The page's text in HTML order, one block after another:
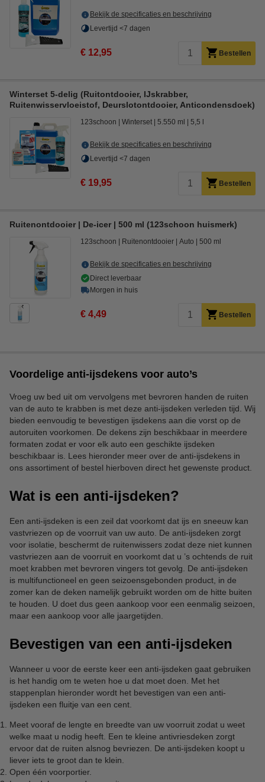
Bekijk de specificaties en beschrijving
Levertijd <7 dagen
€ 12,95 Bestellen
Winterset 5-delig (Ruitontdooier, IJskrabber,
Ruitenwisservloeistof, Deurslotontdooier, Anticondensdoek)
123schoon Winterset 5.550 ml 5,5 l
Bekijk de specificaties en beschrijving
Levertijd <7 dagen
€ 19,95 Bestellen
Ruitenontdooier | De-icer | 500 ml (123schoon huismerk)
123schoon Ruitenontdooier Auto 500 ml
Bekijk de specificaties en beschrijving
Direct leverbaar
Morgen in huis
€ 4,49 Bestellen
Voordelige anti-ijsdekens voor auto’s
Vroeg uw bed uit om vervolgens met bevroren handen de ruiten
van de auto te krabben is met deze anti-ijsdeken verleden tijd. Wij
bieden eenvoudig te bevestigen ijsdekens aan die vorst op de
autoruiten voorkomen. De dekens zijn beschikbaar in meerdere
formaten zodat er voor elk auto een geschikte ijsdeken
beschikbaar is. Lees hieronder meer over de anti-ijsdekens in
ons assortiment of bestel hierboven direct het gewenste product.
Wat is een anti-ijsdeken?
Een anti-ijsdeken is een zeil dat voorkomt dat ijs en sneeuw kan
vastvriezen op de voorruit van uw auto. De anti-ijsdeken zorgt
voor isolatie, beschermt de ruitenwissers zodat deze niet kunnen
vastvriezen aan de voorruit en voorkomt dat u ’s ochtends de ruit
moet krabben met bevroren vingers tot gevolg. De anti-ijsdeken
is multifunctioneel en geen seizoensgebonden product, in de
zomer kan de deken namelijk gebruikt worden om de hitte buiten
te houden. U doet dus geen aankoop voor een eenmalig seizoen,
maar een aankoop voor alle jaargetijden.
Bevestigen van een anti-ijsdeken
Wanneer u voor de eerste keer een anti-ijsdeken gaat gebruiken
is het handig om te weten hoe u dat moet doen. Met het
stappenplan hieronder wordt het bevestigen van een anti-
ijsdeken een fluitje van een cent.
Meet vooraf de lengte en breedte van uw voorruit zodat u weet
welke maat u nodig heeft. Een te kleine antivriesdeken zorgt
ervoor dat de ruiten alsnog bevriezen. De anti-ijsdeken koopt u
liever iets te groot dan te klein.
Open één voorportier.